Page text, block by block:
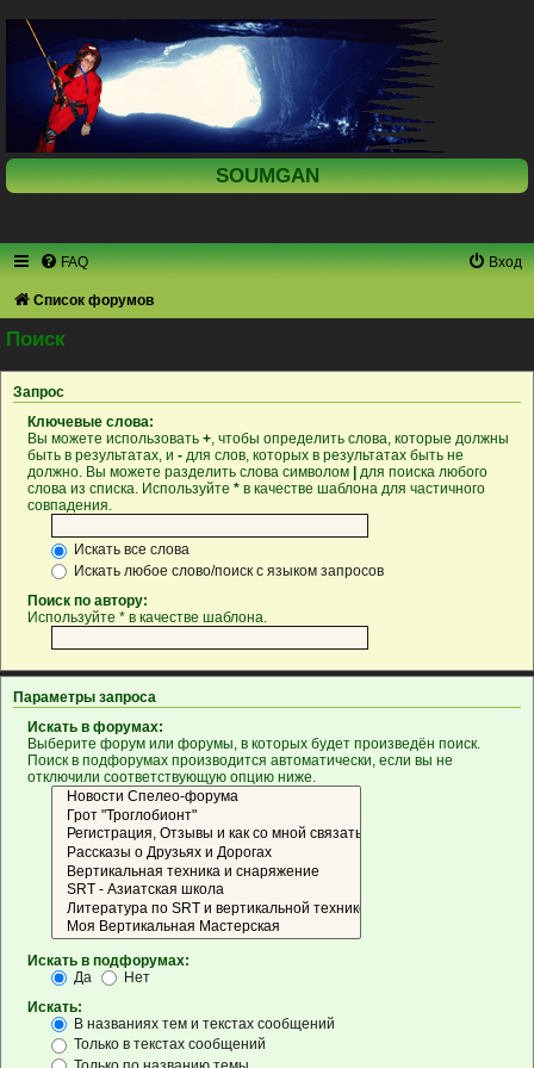
SOUMGAN
FAQ Вход
Список форумов
Поиск
Запрос
Ключевые слова:
Вы можете использовать +, чтобы определить слова, которые должны
быть в результатах, и - для слов, которых в результатах быть не
должно. Вы можете разделить слова символом
для поиска любого
слова из списка. Используйте * в качестве шаблона для частичного
совпадения.
Искать все слова
Искать любое слово/поиск с языком запросов
Поиск по автору:
Используйте * в качестве шаблона.
Параметры запроса
Искать в форумах:
Выберите форум или форумы, в которых будет произведён поиск.
Поиск в подфорумах производится автоматически, если вы не
отключили соответствующую опцию ниже.
Искать в подфорумах:
Да
Нет
Искать:
В названиях тем и текстах сообщений
Только в текстах сообщений